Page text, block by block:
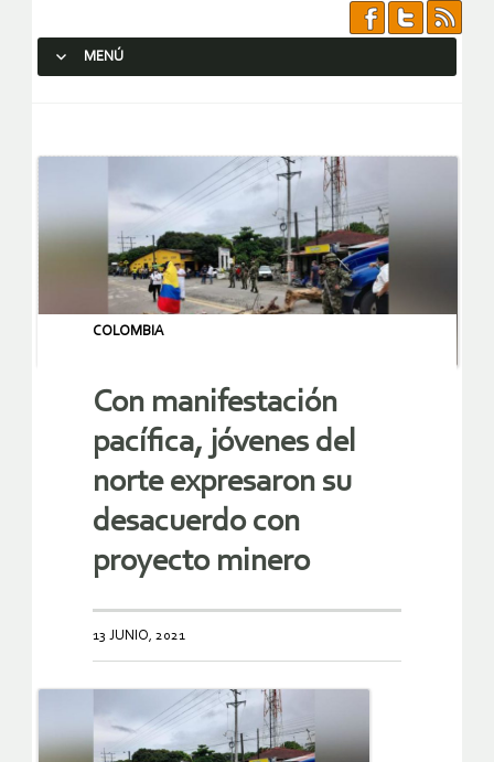
MENÚ
COLOMBIA
Con manifestación
pacífica, jóvenes del
norte expresaron su
desacuerdo con
proyecto minero
13 JUNIO, 2021